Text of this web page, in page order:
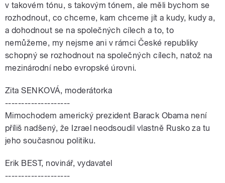
v takovém tónu, s takovým tónem, ale měli bychom se
rozhodnout, co chceme, kam chceme jít a kudy, kudy a,
a dohodnout se na společných cílech a to, to
nemůžeme, my nejsme ani v rámci České republiky
schopný se rozhodnout na společných cílech, natož na
mezinárodní nebo evropské úrovni.
Zita SENKOVÁ, moderátorka
--------------------
Mimochodem americký prezident Barack Obama není
příliš nadšený, že Izrael neodsoudil vlastně Rusko za tu
jeho současnou politiku.
Erik BEST, novinář, vydavatel
--------------------